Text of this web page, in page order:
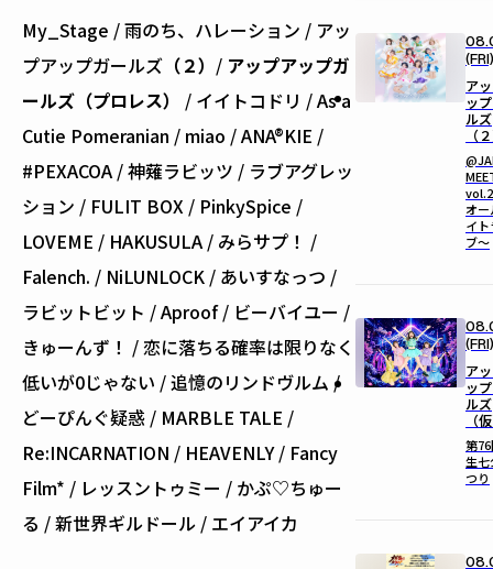
My_Stage / 雨のち、ハレーション / アッ
プアップガールズ （２） / アップアップガ
ールズ（プロレス）
/ イイトコドリ / As a
Cutie Pomeranian / miao / ANA®KIE /
#PEXACOA / 神薙ラビッツ / ラブアグレッ
ション / FULIT BOX / PinkySpice /
LOVEME / HAKUSULA / みらサプ！ /
Falench. / NiLUNLOCK / あいすなっつ /
ラビットビット / Aproof / ビーバイユー /
きゅーんず！ / 恋に落ちる確率は限りなく
低いが0じゃない / 追憶のリンドヴルム /
どーぴんぐ疑惑 / MARBLE TALE /
Re:INCARNATION / HEAVENLY / Fancy
Film* / レッスントゥミー / かぷ♡ちゅー
る / 新世界ギルドール / エイアイカ
(FRI)
ア
ッ
ルズ
（
オ
イ
ブ〜
(FRI)
ア
ッ
ルズ
（
第
生七
つり